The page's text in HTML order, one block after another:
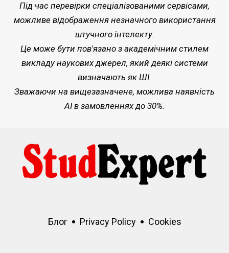
Під час перевірки спеціалізованими сервісами,
можливе відображення незначного використання
штучного інтелекту.
Це може бути пов'язано з академічним стилем
викладу наукових джерел, який деякі системи
визначають як ШІ.
Зважаючи на вищезазначене, можлива наявність
AI в замовленнях до 30%.
Блог Privacy Policy Cookies